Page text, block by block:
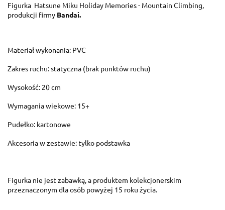
Figurka Hatsune Miku Holiday Memories - Mountain Climbing,
produkcji firmy Bandai.
Materiał wykonania: PVC
Zakres ruchu: statyczna (brak punktów ruchu)
Wysokość: 20 cm
Wymagania wiekowe: 15+
Pudełko: kartonowe
Akcesoria w zestawie: tylko podstawka
Figurka nie jest zabawką, a produktem kolekcjonerskim
przeznaczonym dla osób powyżej 15 roku życia.